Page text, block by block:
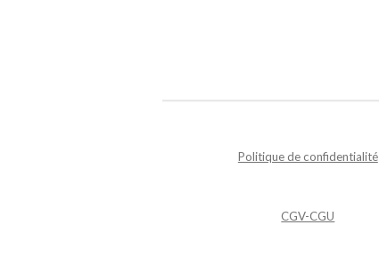
Politique de confidentialité
CGV-CGU